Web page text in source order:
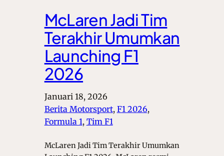
McLaren Jadi Tim
Terakhir Umumkan
Launching F1
2026
Januari 18, 2026
Berita Motorsport, F1 2026 ,
Formula 1, Tim F1
McLaren Jadi Tim Terakhir Umumkan